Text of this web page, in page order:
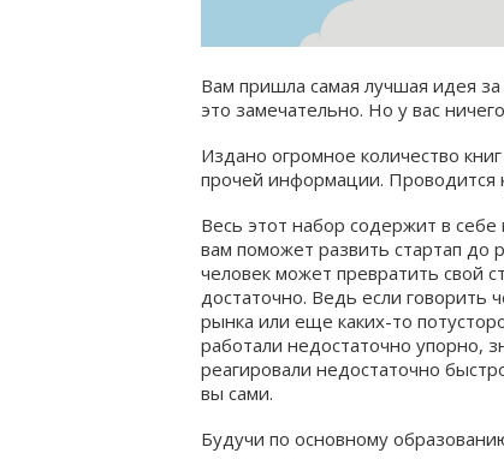
Вам пришла самая лучшая идея
это замечательно. Но у вас
Издано огромное количество
прочей информации. Проводится
Весь этот набор содержит в
вам поможет развить стартап
человек может превратить свой
достаточно. Ведь если говорить
рынка или еще каких-то
работали недостаточно упорно,
реагировали недостаточно
вы сами.
Будучи по основному